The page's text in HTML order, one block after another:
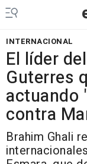
INTERNACIONAL
El líder
Guterres
actuando
contra
Brahim Ghali